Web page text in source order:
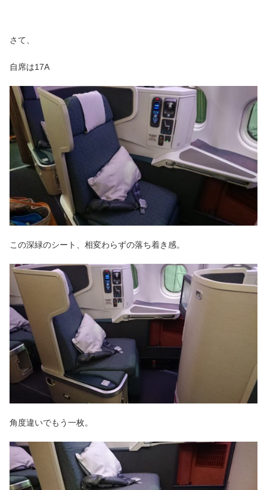
さて、
自席は17A
この深緑のシート、相変わらずの落ち着き感。
角度違いでもう一枚。